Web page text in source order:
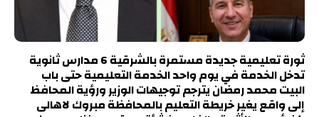
ثورة تعليمية جديدة مستمرة بالشرقية 6 مدارس ثانوية
تدخل الخدمة في يوم واحد الخدمة التعليمية حتى باب
البيت محمد رمضان يترجم توجيهات الوزير ورؤية المحافظ
إلى واقع يغير خريطة التعليم بالمحافظة مبروك لاهالى